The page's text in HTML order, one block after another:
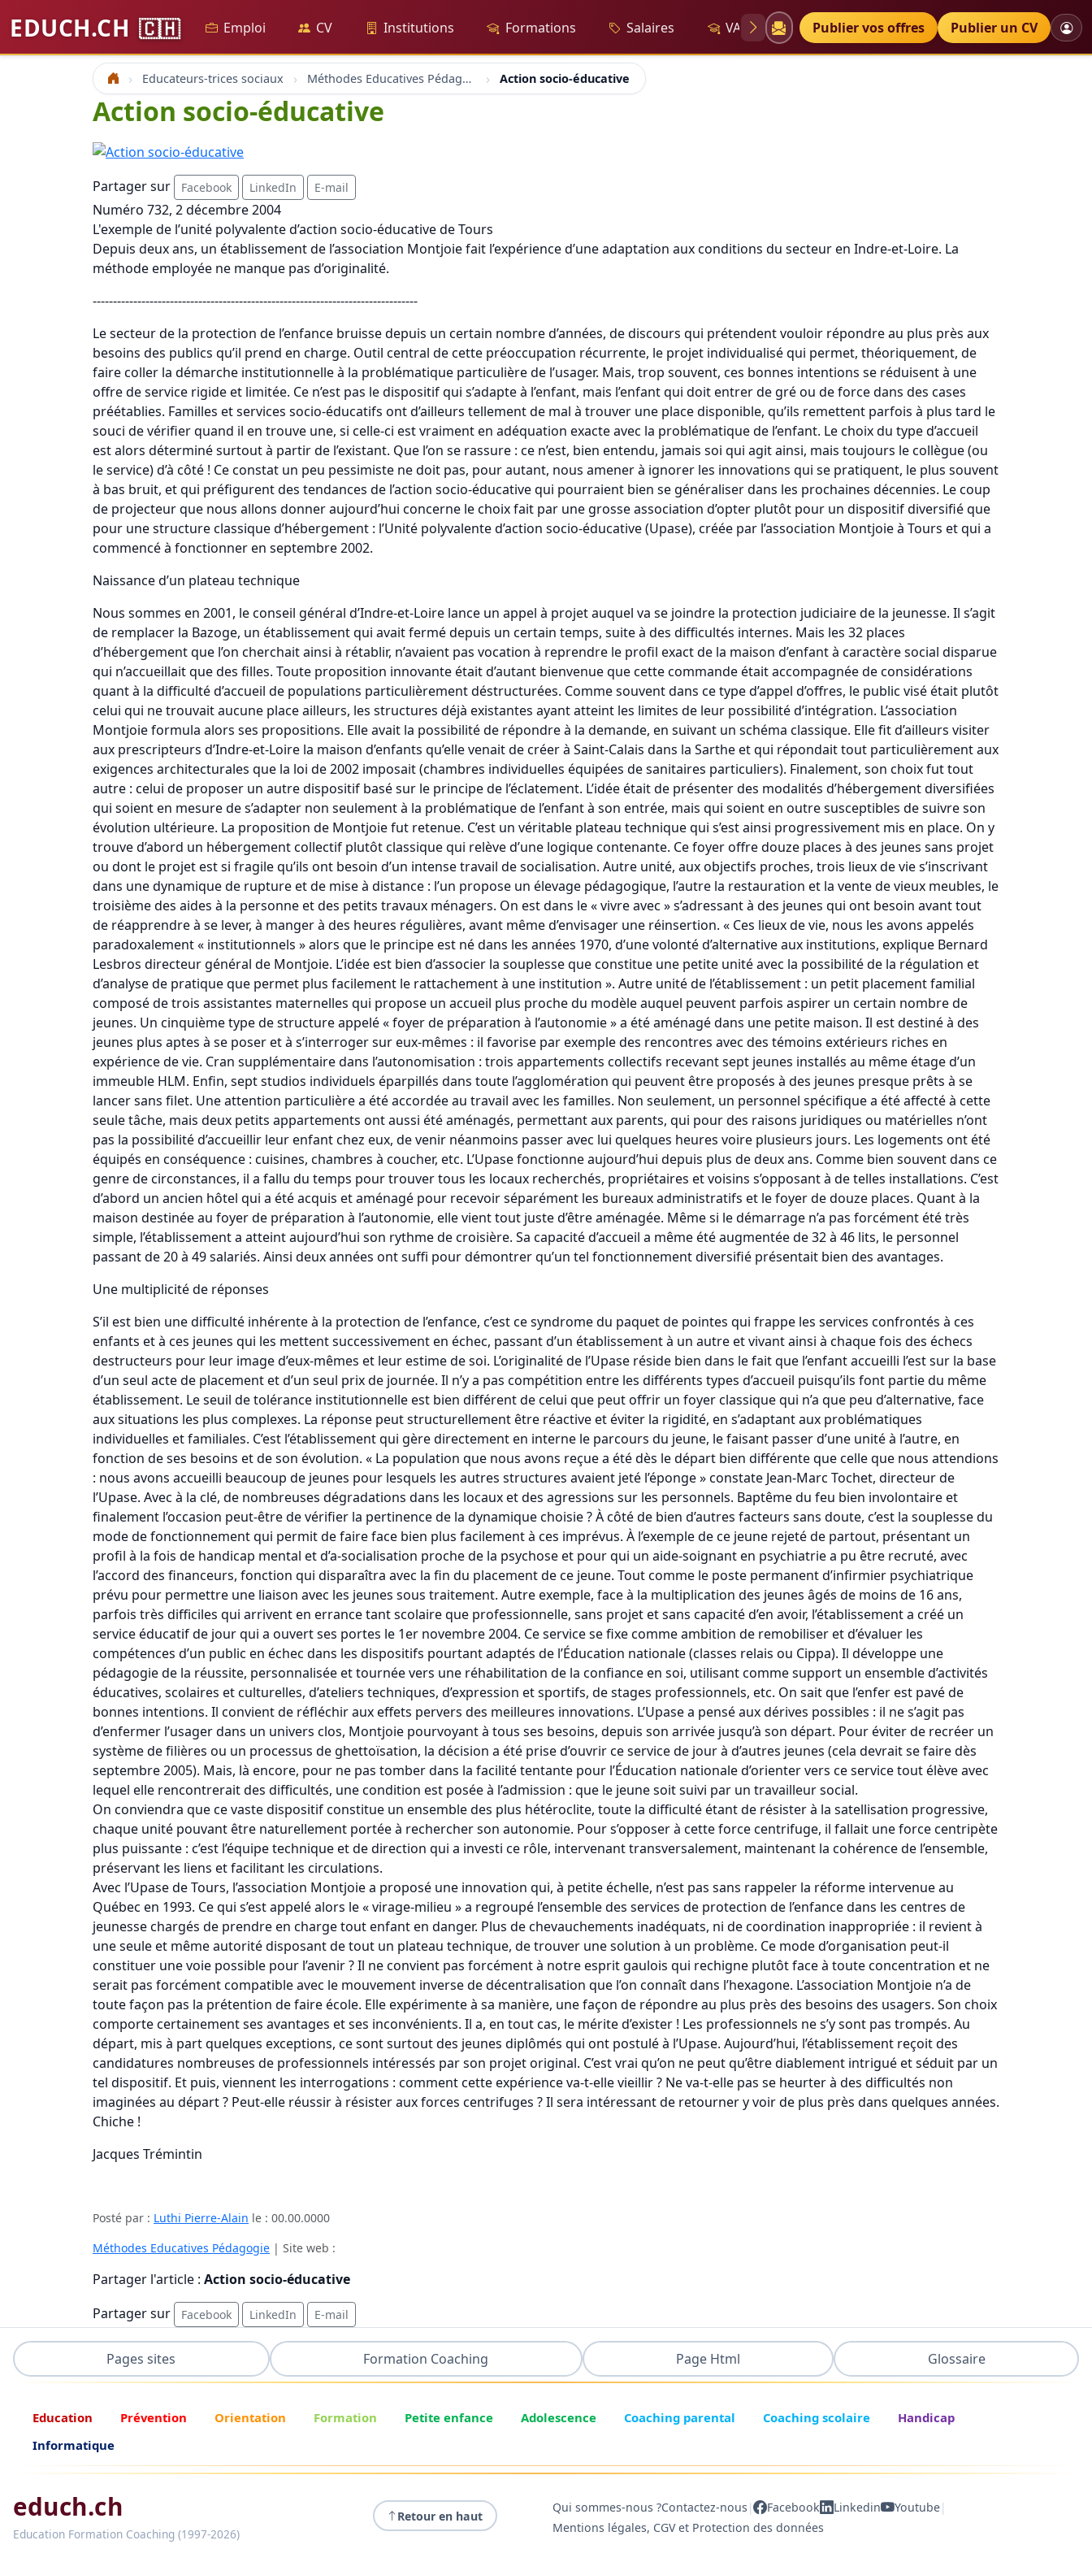
EDUCH.CH 🇨🇭 Emploi CV Institutions Formations Salaires VAE Diplômes Petites annonces
Publier vos offres Publier un CV
Accueil Educateurs-trices sociaux Méthodes Educatives Pédagogie Action socio-éducative
Action socio-éducative
Partager sur Facebook LinkedIn E-mail
Numéro 732, 2 décembre 2004
L'exemple de l’unité polyvalente d’action socio-éducative de Tours
Depuis deux ans, un établissement de l’association Montjoie fait l’expérience d’une adaptation aux conditions du secteur en Indre-et-Loire. La
méthode employée ne manque pas d’originalité.
--------------------------------------------------------------------------------
Le secteur de la protection de l’enfance bruisse depuis un certain nombre d’années, de discours qui prétendent vouloir répondre au plus près aux
besoins des publics qu’il prend en charge. Outil central de cette préoccupation récurrente, le projet individualisé qui permet, théoriquement, de
faire coller la démarche institutionnelle à la problématique particulière de l’usager. Mais, trop souvent, ces bonnes intentions se réduisent à une
offre de service rigide et limitée. Ce n’est pas le dispositif qui s’adapte à l’enfant, mais l’enfant qui doit entrer de gré ou de force dans des cases
préétablies. Familles et services socio-éducatifs ont d’ailleurs tellement de mal à trouver une place disponible, qu’ils remettent parfois à plus tard le
souci de vérifier quand il en trouve une, si celle-ci est vraiment en adéquation exacte avec la problématique de l’enfant. Le choix du type d’accueil
est alors déterminé surtout à partir de l’existant. Que l’on se rassure : ce n’est, bien entendu, jamais soi qui agit ainsi, mais toujours le collègue (ou
le service) d’à côté ! Ce constat un peu pessimiste ne doit pas, pour autant, nous amener à ignorer les innovations qui se pratiquent, le plus souvent
à bas bruit, et qui préfigurent des tendances de l’action socio-éducative qui pourraient bien se généraliser dans les prochaines décennies. Le coup
de projecteur que nous allons donner aujourd’hui concerne le choix fait par une grosse association d’opter plutôt pour un dispositif diversifié que
pour une structure classique d’hébergement : l’Unité polyvalente d’action socio-éducative (Upase), créée par l’association Montjoie à Tours et qui a
commencé à fonctionner en septembre 2002.
Naissance d’un plateau technique
Nous sommes en 2001, le conseil général d’Indre-et-Loire lance un appel à projet auquel va se joindre la protection judiciaire de la jeunesse. Il s’agit
de remplacer la Bazoge, un établissement qui avait fermé depuis un certain temps, suite à des difficultés internes. Mais les 32 places
d’hébergement que l’on cherchait ainsi à rétablir, n’avaient pas vocation à reprendre le profil exact de la maison d’enfant à caractère social disparue
qui n’accueillait que des filles. Toute proposition innovante était d’autant bienvenue que cette commande était accompagnée de considérations
quant à la difficulté d’accueil de populations particulièrement déstructurées. Comme souvent dans ce type d’appel d’offres, le public visé était plutôt
celui qui ne trouvait aucune place ailleurs, les structures déjà existantes ayant atteint les limites de leur possibilité d’intégration. L’association
Montjoie formula alors ses propositions. Elle avait la possibilité de répondre à la demande, en suivant un schéma classique. Elle fit d’ailleurs visiter
aux prescripteurs d’Indre-et-Loire la maison d’enfants qu’elle venait de créer à Saint-Calais dans la Sarthe et qui répondait tout particulièrement aux
exigences architecturales que la loi de 2002 imposait (chambres individuelles équipées de sanitaires particuliers). Finalement, son choix fut tout
autre : celui de proposer un autre dispositif basé sur le principe de l’éclatement. L’idée était de présenter des modalités d’hébergement diversifiées
qui soient en mesure de s’adapter non seulement à la problématique de l’enfant à son entrée, mais qui soient en outre susceptibles de suivre son
évolution ultérieure. La proposition de Montjoie fut retenue. C’est un véritable plateau technique qui s’est ainsi progressivement mis en place. On y
trouve d’abord un hébergement collectif plutôt classique qui relève d’une logique contenante. Ce foyer offre douze places à des jeunes sans projet
ou dont le projet est si fragile qu’ils ont besoin d’un intense travail de socialisation. Autre unité, aux objectifs proches, trois lieux de vie s’inscrivant
dans une dynamique de rupture et de mise à distance : l’un propose un élevage pédagogique, l’autre la restauration et la vente de vieux meubles, le
troisième des aides à la personne et des petits travaux ménagers. On est dans le « vivre avec » s’adressant à des jeunes qui ont besoin avant tout
de réapprendre à se lever, à manger à des heures régulières, avant même d’envisager une réinsertion. « Ces lieux de vie, nous les avons appelés
paradoxalement « institutionnels » alors que le principe est né dans les années 1970, d’une volonté d’alternative aux institutions, explique Bernard
Lesbros directeur général de Montjoie. L’idée est bien d’associer la souplesse que constitue une petite unité avec la possibilité de la régulation et
d’analyse de pratique que permet plus facilement le rattachement à une institution ». Autre unité de l’établissement : un petit placement familial
composé de trois assistantes maternelles qui propose un accueil plus proche du modèle auquel peuvent parfois aspirer un certain nombre de
jeunes. Un cinquième type de structure appelé « foyer de préparation à l’autonomie » a été aménagé dans une petite maison. Il est destiné à des
jeunes plus aptes à se poser et à s’interroger sur eux-mêmes : il favorise par exemple des rencontres avec des témoins extérieurs riches en
expérience de vie. Cran supplémentaire dans l’autonomisation : trois appartements collectifs recevant sept jeunes installés au même étage d’un
immeuble HLM. Enfin, sept studios individuels éparpillés dans toute l’agglomération qui peuvent être proposés à des jeunes presque prêts à se
lancer sans filet. Une attention particulière a été accordée au travail avec les familles. Non seulement, un personnel spécifique a été affecté à cette
seule tâche, mais deux petits appartements ont aussi été aménagés, permettant aux parents, qui pour des raisons juridiques ou matérielles n’ont
pas la possibilité d’accueillir leur enfant chez eux, de venir néanmoins passer avec lui quelques heures voire plusieurs jours. Les logements ont été
équipés en conséquence : cuisines, chambres à coucher, etc. L’Upase fonctionne aujourd’hui depuis plus de deux ans. Comme bien souvent dans ce
genre de circonstances, il a fallu du temps pour trouver tous les locaux recherchés, propriétaires et voisins s’opposant à de telles installations. C’est
d’abord un ancien hôtel qui a été acquis et aménagé pour recevoir séparément les bureaux administratifs et le foyer de douze places. Quant à la
maison destinée au foyer de préparation à l’autonomie, elle vient tout juste d’être aménagée. Même si le démarrage n’a pas forcément été très
simple, l’établissement a atteint aujourd’hui son rythme de croisière. Sa capacité d’accueil a même été augmentée de 32 à 46 lits, le personnel
passant de 20 à 49 salariés. Ainsi deux années ont suffi pour démontrer qu’un tel fonctionnement diversifié présentait bien des avantages.
Une multiplicité de réponses
S’il est bien une difficulté inhérente à la protection de l’enfance, c’est ce syndrome du paquet de pointes qui frappe les services confrontés à ces
enfants et à ces jeunes qui les mettent successivement en échec, passant d’un établissement à un autre et vivant ainsi à chaque fois des échecs
destructeurs pour leur image d’eux-mêmes et leur estime de soi. L’originalité de l’Upase réside bien dans le fait que l’enfant accueilli l’est sur la base
d’un seul acte de placement et d’un seul prix de journée. Il n’y a pas compétition entre les différents types d’accueil puisqu’ils font partie du même
établissement. Le seuil de tolérance institutionnelle est bien différent de celui que peut offrir un foyer classique qui n’a que peu d’alternative, face
aux situations les plus complexes. La réponse peut structurellement être réactive et éviter la rigidité, en s’adaptant aux problématiques
individuelles et familiales. C’est l’établissement qui gère directement en interne le parcours du jeune, le faisant passer d’une unité à l’autre, en
fonction de ses besoins et de son évolution. « La population que nous avons reçue a été dès le départ bien différente que celle que nous attendions
: nous avons accueilli beaucoup de jeunes pour lesquels les autres structures avaient jeté l’éponge » constate Jean-Marc Tochet, directeur de
l’Upase. Avec à la clé, de nombreuses dégradations dans les locaux et des agressions sur les personnels. Baptême du feu bien involontaire et
finalement l’occasion peut-être de vérifier la pertinence de la dynamique choisie ? À côté de bien d’autres facteurs sans doute, c’est la souplesse du
mode de fonctionnement qui permit de faire face bien plus facilement à ces imprévus. À l’exemple de ce jeune rejeté de partout, présentant un
profil à la fois de handicap mental et d’a-socialisation proche de la psychose et pour qui un aide-soignant en psychiatrie a pu être recruté, avec
l’accord des financeurs, fonction qui disparaîtra avec la fin du placement de ce jeune. Tout comme le poste permanent d’infirmier psychiatrique
prévu pour permettre une liaison avec les jeunes sous traitement. Autre exemple, face à la multiplication des jeunes âgés de moins de 16 ans,
parfois très difficiles qui arrivent en errance tant scolaire que professionnelle, sans projet et sans capacité d’en avoir, l’établissement a créé un
service éducatif de jour qui a ouvert ses portes le 1er novembre 2004. Ce service se fixe comme ambition de remobiliser et d’évaluer les
compétences d’un public en échec dans les dispositifs pourtant adaptés de l’Éducation nationale (classes relais ou Cippa). Il développe une
pédagogie de la réussite, personnalisée et tournée vers une réhabilitation de la confiance en soi, utilisant comme support un ensemble d’activités
éducatives, scolaires et culturelles, d’ateliers techniques, d’expression et sportifs, de stages professionnels, etc. On sait que l’enfer est pavé de
bonnes intentions. Il convient de réfléchir aux effets pervers des meilleures innovations. L’Upase a pensé aux dérives possibles : il ne s’agit pas
d’enfermer l’usager dans un univers clos, Montjoie pourvoyant à tous ses besoins, depuis son arrivée jusqu’à son départ. Pour éviter de recréer un
système de filières ou un processus de ghettoïsation, la décision a été prise d’ouvrir ce service de jour à d’autres jeunes (cela devrait se faire dès
septembre 2005). Mais, là encore, pour ne pas tomber dans la facilité tentante pour l’Éducation nationale d’orienter vers ce service tout élève avec
lequel elle rencontrerait des difficultés, une condition est posée à l’admission : que le jeune soit suivi par un travailleur social.
On conviendra que ce vaste dispositif constitue un ensemble des plus hétéroclite, toute la difficulté étant de résister à la satellisation progressive,
chaque unité pouvant être naturellement portée à rechercher son autonomie. Pour s’opposer à cette force centrifuge, il fallait une force centripète
plus puissante : c’est l’équipe technique et de direction qui a investi ce rôle, intervenant transversalement, maintenant la cohérence de l’ensemble,
préservant les liens et facilitant les circulations.
Avec l’Upase de Tours, l’association Montjoie a proposé une innovation qui, à petite échelle, n’est pas sans rappeler la réforme intervenue au
Québec en 1993. Ce qui s’est appelé alors le « virage-milieu » a regroupé l’ensemble des services de protection de l’enfance dans les centres de
jeunesse chargés de prendre en charge tout enfant en danger. Plus de chevauchements inadéquats, ni de coordination inappropriée : il revient à
une seule et même autorité disposant de tout un plateau technique, de trouver une solution à un problème. Ce mode d’organisation peut-il
constituer une voie possible pour l’avenir ? Il ne convient pas forcément à notre esprit gaulois qui rechigne plutôt face à toute concentration et ne
serait pas forcément compatible avec le mouvement inverse de décentralisation que l’on connaît dans l’hexagone. L’association Montjoie n’a de
toute façon pas la prétention de faire école. Elle expérimente à sa manière, une façon de répondre au plus près des besoins des usagers. Son choix
comporte certainement ses avantages et ses inconvénients. Il a, en tout cas, le mérite d’exister ! Les professionnels ne s’y sont pas trompés. Au
départ, mis à part quelques exceptions, ce sont surtout des jeunes diplômés qui ont postulé à l’Upase. Aujourd’hui, l’établissement reçoit des
candidatures nombreuses de professionnels intéressés par son projet original. C’est vrai qu’on ne peut qu’être diablement intrigué et séduit par un
tel dispositif. Et puis, viennent les interrogations : comment cette expérience va-t-elle vieillir ? Ne va-t-elle pas se heurter à des difficultés non
imaginées au départ ? Peut-elle réussir à résister aux forces centrifuges ? Il sera intéressant de retourner y voir de plus près dans quelques années.
Chiche !
Jacques Trémintin
Posté par : Luthi Pierre-Alain le : 00.00.0000
Méthodes Educatives Pédagogie | Site web :
Partager l'article : Action socio-éducative
Partager sur
Facebook LinkedIn E-mail
Pages sites Formation Coaching Page Html Glossaire
Education Prévention Orientation Formation Petite enfance Adolescence Coaching parental Coaching scolaire
Handicap
Informatique
educh.ch
Education Formation Coaching (1997-2026)
Retour en haut
Qui sommes-nous ?Contactez-nous | Facebook Linkedin Youtube|
Mentions légales, CGV et Protection des données